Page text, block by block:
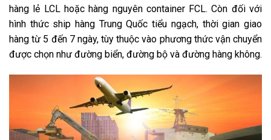
hàng lẻ LCL hoặc hàng nguyên container FCL. Còn đối với
hình thức ship hàng Trung Quốc tiểu ngạch, thời gian giao
hàng từ 5 đến 7 ngày, tùy thuộc vào phương thức vận chuyển
được chọn như đường biển, đường bộ và đường hàng không.